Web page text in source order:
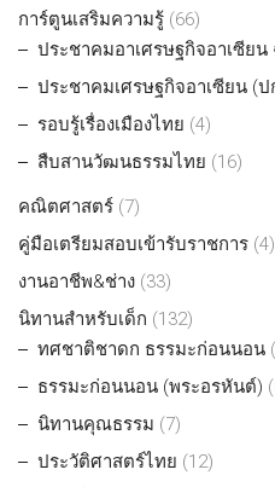
การ์ตูนเสริมความรู้ (66)
ประชาคมอาเศรษฐกิจอาเซีย
ประชาคมเศรษฐกิจอาเซียน (ป
รอบรู้เรื่องเมืองไทย (4)
สืบสานวัฒนธรรมไทย (16)
คณิตศาสตร์ (7)
คู่มือเตรียมสอบเข้ารับราชการ (4)
งานอาชีพ&ช่าง (33)
นิทานสำหรับเด็ก (132)
ทศชาติชาดก ธรรมะก่อนนอน
ธรรมะก่อนนอน (พระอรหันต์)
นิทานคุณธรรม (7)
ประวัติศาสตร์ไทย (12)